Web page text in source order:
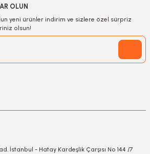
OLUN
yeni ürünler indirim ve sizlere özel sürpriz
olsun!
İstanbul - Hatay Kardeşlik Çarşısı No 144 /7